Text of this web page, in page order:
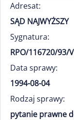
Adresat:
SĄD NAJWYŻSZY
Sygnatura:
RPO/116720/93/
Data sprawy:
1994-08-04
Rodzaj sprawy:
pytanie prawne